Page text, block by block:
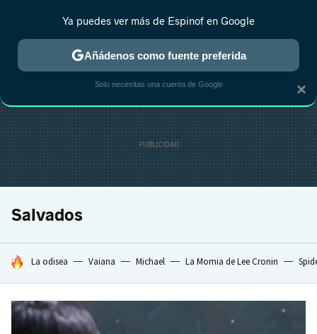
ESTRENOS REALITY ANIME RANKINGS CINE
Salvados
HOY SE HABLA DE
La odisea Vaiana Michael La Momia de Lee Cronin
×
Ya puedes ver más de Espinof en Google
Añádenos como fuente preferida
Solo necesitas una cuenta de Google